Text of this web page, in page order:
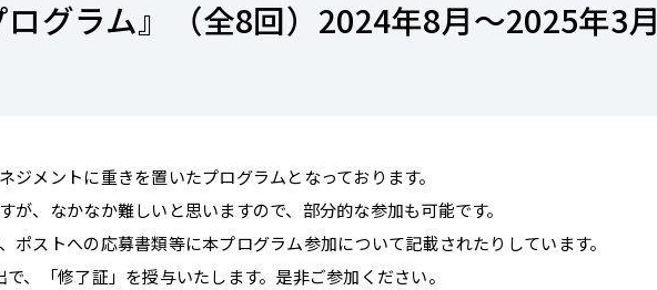
ログラム』（全8回）2024年8月～2025年3月
メントに重きを置いたプログラムとなっております。
、なかなか難しいと思いますので、部分的な参加も可能です。
ポストへの応募書類等に本プログラム参加について記載されたりしています。
、「修了証」を授与いたします。是非ご参加ください。